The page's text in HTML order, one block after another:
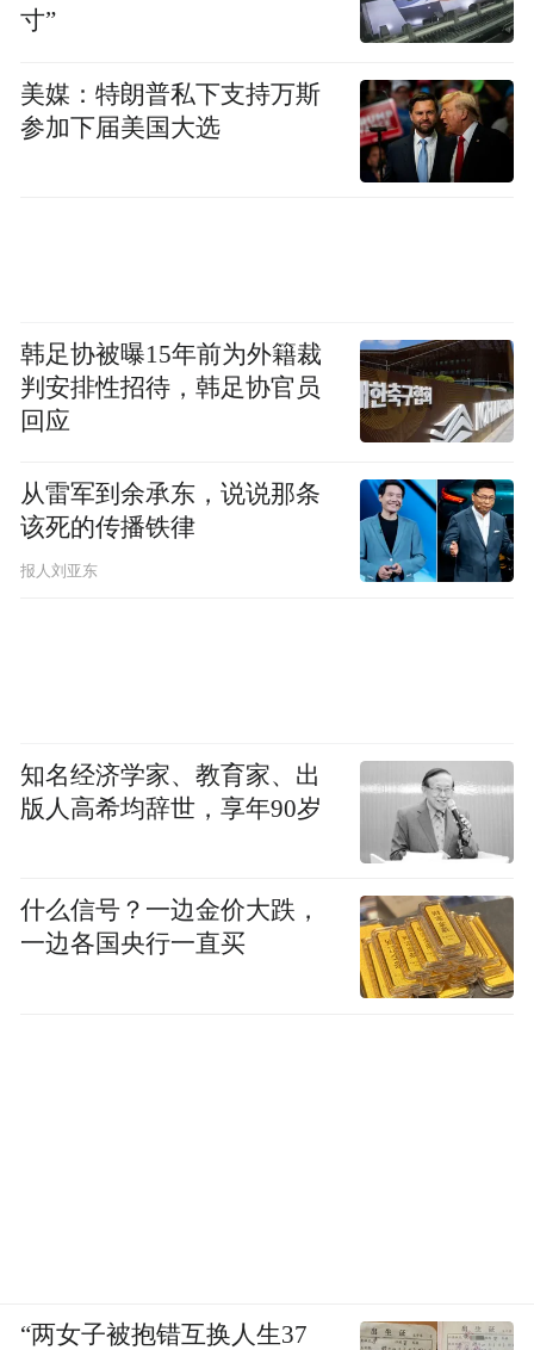
调整服务时间和员工人数，全力做好博鳌亚
寸”
美媒：特朗普私下支持万斯
参加下届美国大选
韩足协被曝15年前为外籍裁
判安排性招待，韩足协官员
回应
从雷军到余承东，说说那条
该死的传播铁律
报人刘亚东
知名经济学家、教育家、出
版人高希均辞世，享年90岁
什么信号？一边金价大跌，
一边各国央行一直买
“两女子被抱错互换人生37